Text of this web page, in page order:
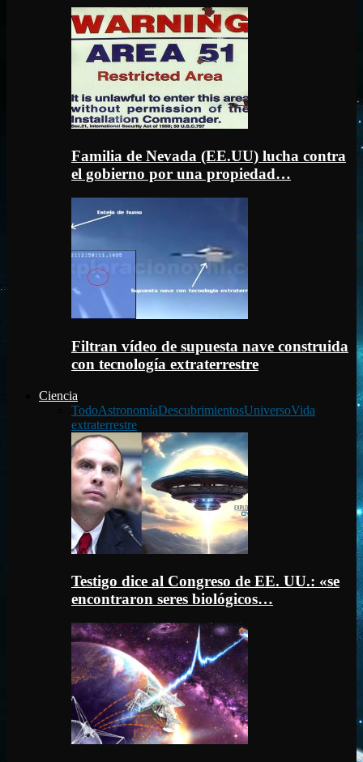
Familia de Nevada (EE.UU) lucha contra
el gobierno por una propiedad…
Filtran vídeo de supuesta nave construida
con tecnología extraterrestre
Ciencia
TodoAstronomíaDescubrimientosUniversoVida
extraterrestre
Testigo dice al Congreso de EE. UU.: «se
encontraron seres biológicos…